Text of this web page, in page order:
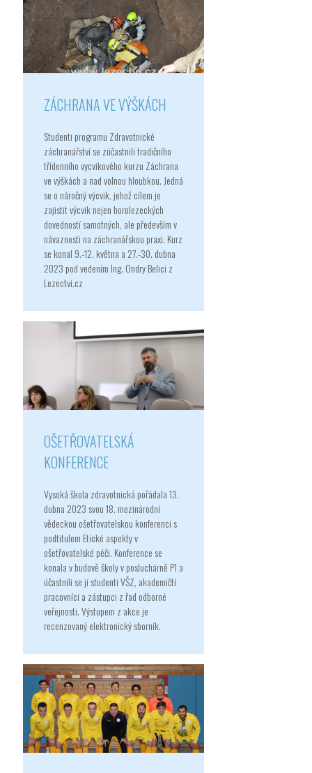
ZÁCHRANA VE VÝŠKÁCH
Studenti programu Zdravotnické
záchranářství se zúčastnili tradičního
třídenního vycvikového kurzu Záchrana
ve výškách a nad volnou hloubkou. Jedná
se o náročný výcvik, jehož cílem je
zajistit výcvik nejen horolezeckých
dovedností samotných, ale především v
návaznosti na záchranářskou praxi. Kurz
se konal 9.-12. května a 27.-30. dubna
2023 pod vedením Ing. Ondry Belici z
Lezectvi.cz
OŠETŘOVATELSKÁ
KONFERENCE
Vysoká škola zdravotnická pořádala 13.
dubna 2023 svou 18. mezinárodní
vědeckou ošetřovatelskou konferenci s
podtitulem Etické aspekty v
ošetřovatelské péči. Konference se
konala v budově školy v posluchárně P1 a
účastnili se jí studenti VŠZ, akademičtí
pracovníci a zástupci z řad odborné
veřejnosti. Výstupem z akce je
recenzovaný elektronický sborník.